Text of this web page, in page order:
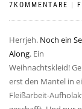
7KOMMENTARE
Herrjeh. Noch ein
Along. Ein
Weihnachtskleid!
erst den Mantel in
Fleißarbeit-